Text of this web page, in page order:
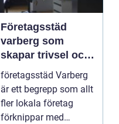
Företagsstäd
varberg som
skapar trivsel och
professionalism
företagsstäd Varberg
är ett begrepp som allt
fler lokala företag
förknippar med